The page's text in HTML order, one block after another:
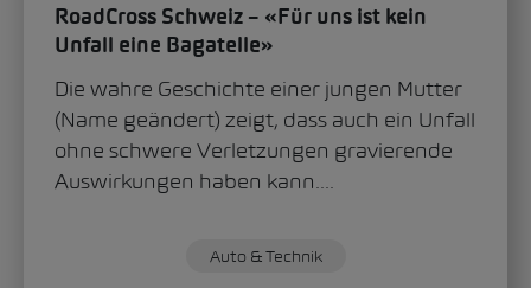
RoadCross Schweiz – «Für uns ist kein
Unfall eine Bagatelle»
Die wahre Geschichte einer jungen Mutter
(Name geändert) zeigt, dass auch ein Unfall
ohne schwere Verletzungen gravierende
Auswirkungen haben kann....
Auto & Technik